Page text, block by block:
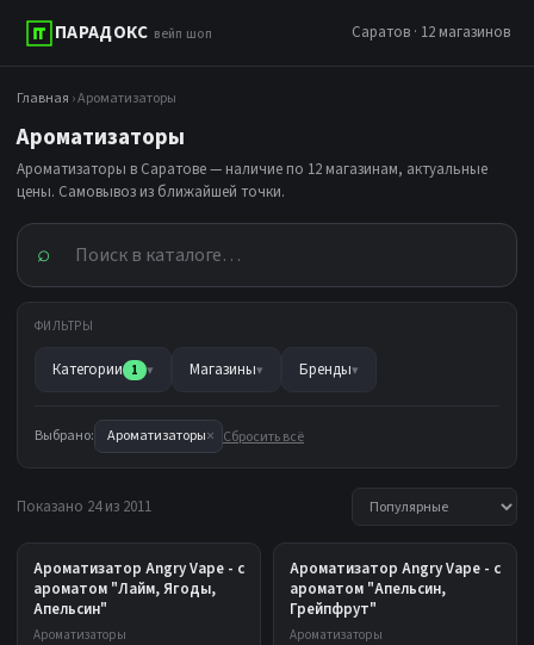
ПАРАДОКС вейп шоп Саратов · 12 магазинов
Главная › Ароматизаторы
Ароматизаторы
Ароматизаторы в Саратове — наличие по 12 магазинам, актуальные
цены. Самовывоз из ближайшей точки.
⌕
ФИЛЬТРЫ
Категории 1 ▾ Магазины▾ Бренды▾
Выбрано: Ароматизаторы× Сбросить всё
Показано 24 из 2011
Ароматизатор Angry Vape - с
ароматом "Лайм, Ягоды,
Апельсин"
Ароматизаторы
Ароматизатор Angry Vape - с
ароматом "Апельсин,
Грейпфрут"
Ароматизаторы